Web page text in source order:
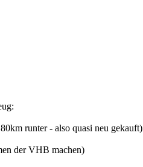
runter - also quasi neu gekauft)
der VHB machen)